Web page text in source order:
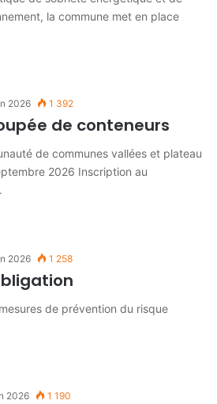
la commune met en place
2026 1 392
de conteneurs
de communes vallées et plateau
2026 Inscription au
2026 1 258
de prévention du risque
2026 1 190